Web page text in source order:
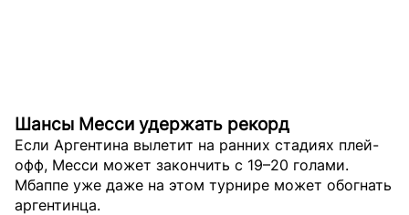
Шансы Месси удержать рекорд
Если Аргентина вылетит на ранних стадиях плей-
офф, Месси может закончить с 19–20 голами.
Мбаппе уже даже на этом турнире может обогнать
аргентинца.